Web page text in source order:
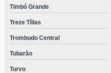
Timbó Grande
Treze Tílias
Trombudo Central
Tubarão
Turvo